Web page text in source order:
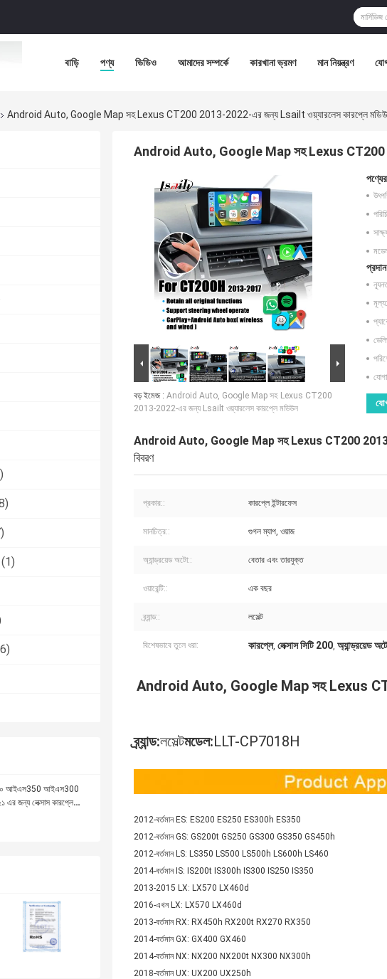
বাড়ি পণ্য ভিডিও আমাদের সম্পর্কে কারখানা ভ্রমণ মান নিয়ন্ত্রণ
Android Auto, Google Map সহ Lexus CT200 2013-2022-এর জন্য Lsailt ওয়্যারলেস কারপ্লে
(1)
আইএস350 আইএস300
জন্য লেক্সাস কারপ্লে
Android Auto, Google Map সহ Lexus CT200
বড় ইমেজ : Android Auto, Google Map সহ Lexus CT200
2013-2022-এর জন্য Lsailt ওয়্যারলেস কারপ্লে মডিউল
মূল্য:
Android Auto, Google Map সহ Lexus CT200 2013-
বিবরণ
প্রকার:: কারপ্লে ইন্টারফেস
মানচিত্র:: গুগল ম্যাপ, ওয়াজ
অ্যান্ড্রয়েড অটো:: বেতার এবং তারযুক্ত
ওয়ারেন্টি:: এক বছর
ব্র্যান্ড:: লসেল্ট
বিশেষভাবে তুলে ধরা: কারপ্লে, লেক্সাস সিটি 200, অ্যান্ড্রয়েড
Android Auto, Google Map সহ Lexus
ব্র্যান্ড:লসেল্টমডেল:LLT-CP7018H
2012-বর্তমান ES: ES200 ES250 ES300h ES350
2012-বর্তমান GS: GS200t GS250 GS300 GS350 GS450h
2012-বর্তমান LS: LS350 LS500 LS500h LS600h LS460
2014-বর্তমান IS: IS200t IS300h IS300 IS250 IS350
2013-2015 LX: LX570 LX460d
2016-এখন LX: LX570 LX460d
2013-বর্তমান RX: RX450h RX200t RX270 RX350
2014-বর্তমান GX: GX400 GX460
2014-বর্তমান NX: NX200 NX200t NX300 NX300h
2018-বর্তমান UX: UX200 UX250h